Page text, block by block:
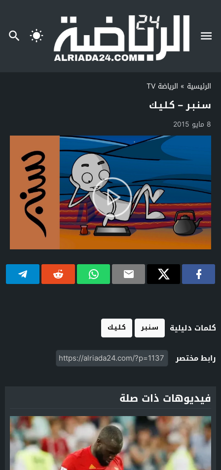
الرئيسية » الرياضة TV
سـنـبـر – كـلـيـك
8 مايو 2015
كلمات دليلية سـنـبـر كـلـيـك
رابط مختصر
فيديوهات ذات صلة